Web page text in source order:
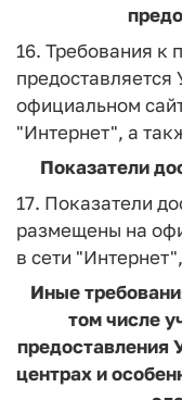
16. Требования к
официальном
"Интернет", а
Показатели
17. Показатели
размещены на
в сети
Иные
том числе
предоставления
центрах и